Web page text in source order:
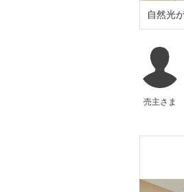
自然光
売主さま